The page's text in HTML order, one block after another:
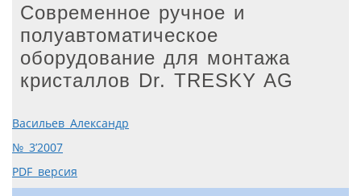
Современное ручное и
полуавтоматическое
оборудование для монтажа
кристаллов Dr. TRESKY AG
Васильев Александр
№ 3’2007
PDF версия